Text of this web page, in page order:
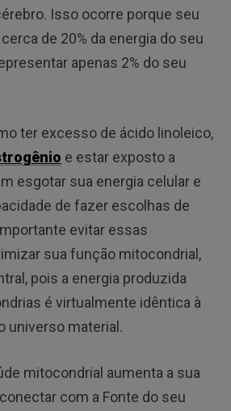
Isso ocorre porque seu
de 20% da energia do seu
apenas 2% do seu
ter excesso de ácido linoleico,
e estar exposto a
esgotar sua energia celular e
de fazer escolhas de
evitar essas
sua função mitocondrial,
pois a energia produzida
é virtualmente idêntica à
universo material.
mitocondrial aumenta a sua
com a Fonte do seu